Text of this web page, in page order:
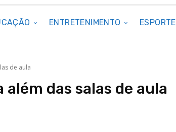
ENTRETENIMENTO ESPORTE
de aula
além das salas de aula